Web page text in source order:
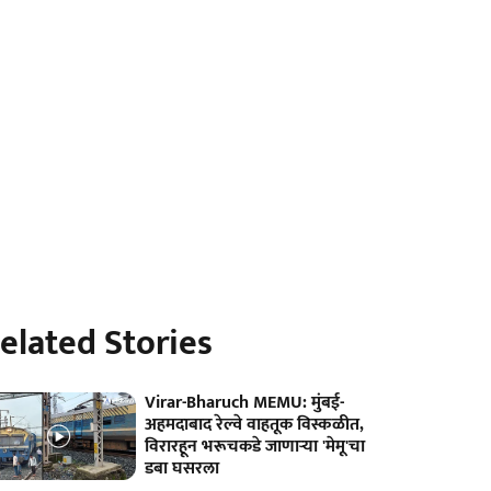
Stories
Virar-Bharuch MEMU: मुंबई-
अहमदाबाद रेल्वे वाहतूक विस्कळीत,
विरारहून भरूचकडे जाणाऱ्या 'मेमू'चा
डबा घसरला